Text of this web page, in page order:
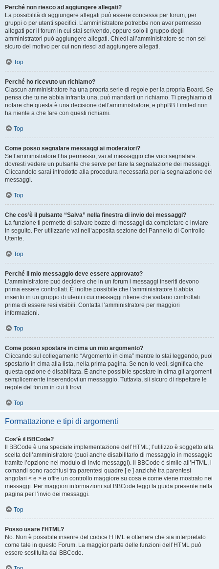
Perché non riesco ad aggiungere allegati?
La possibilità di aggiungere allegati può essere concessa per forum, per
gruppi o per utenti specifici. L’amministratore potrebbe non aver permesso
allegati per il forum in cui stai scrivendo, oppure solo il gruppo degli
amministratori può aggiungere allegati. Chiedi all’amministratore se non sei
sicuro del motivo per cui non riesci ad aggiungere allegati.
Top
Perché ho ricevuto un richiamo?
Ciascun amministratore ha una propria serie di regole per la propria Board. Se
pensa che tu ne abbia infranta una, può mandarti un richiamo. Ti preghiamo di
notare che questa è una decisione dell’amministratore, e phpBB Limited non
ha niente a che fare con questi richiami.
Top
Come posso segnalare messaggi ai moderatori?
Se l’amministratore l’ha permesso, vai al messaggio che vuoi segnalare:
dovresti vedere un pulsante che serve per fare la segnalazione dei messaggi.
Cliccandolo sarai introdotto alla procedura necessaria per la segnalazione dei
messaggi.
Top
Che cos’è il pulsante “Salva” nella finestra di invio dei messaggi?
La funzione ti permette di salvare bozze di messaggi da completare e inviare
in seguito. Per utilizzarle vai nell’apposita sezione del Pannello di Controllo
Utente.
Top
Perché il mio messaggio deve essere approvato?
L’amministratore può decidere che in un forum i messaggi inseriti devono
prima essere controllati. È inoltre possibile che l’amministratore ti abbia
inserito in un gruppo di utenti i cui messaggi ritiene che vadano controllati
prima di essere resi visibili. Contatta l’amministratore per maggiori
informazioni.
Top
Come posso spostare in cima un mio argomento?
Cliccando sul collegamento “Argomento in cima” mentre lo stai leggendo, puoi
spostarlo in cima alla lista, nella prima pagina. Se non lo vedi, significa che
questa opzione è disabilitata. È anche possibile spostare in cima gli argomenti
semplicemente inserendovi un messaggio. Tuttavia, sii sicuro di rispettare le
regole del forum in cui ti trovi.
Top
Formattazione e tipi di argomenti
Cos’è il BBCode?
Il BBCode è una speciale implementazione dell’HTML; l’utilizzo è soggetto alla
scelta dell’amministratore (puoi anche disabilitarlo di messaggio in messaggio
tramite l’opzione nel modulo di invio messaggi). Il BBCode è simile all’HTML, i
comandi sono racchiusi tra parentesi quadre [ e ] anziché tra parentesi
angolari < e > e offre un controllo maggiore su cosa e come viene mostrato nei
messaggi. Per maggiori informazioni sul BBCode leggi la guida presente nella
pagina per l’invio dei messaggi.
Top
Posso usare l’HTML?
No. Non è possibile inserire del codice HTML e ottenere che sia interpretato
come tale in questo Forum. La maggior parte delle funzioni dell’HTML può
essere sostituita dal BBCode.